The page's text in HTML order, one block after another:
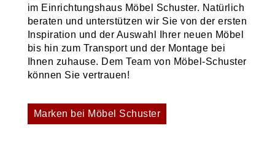
im Einrichtungshaus Möbel Schuster. Natürlich
beraten und unterstützen wir Sie von der ersten
Inspiration und der Auswahl Ihrer neuen Möbel
bis hin zum Transport und der Montage bei
Ihnen zuhause. Dem Team von Möbel-Schuster
können Sie vertrauen!
Marken bei Möbel Schuster